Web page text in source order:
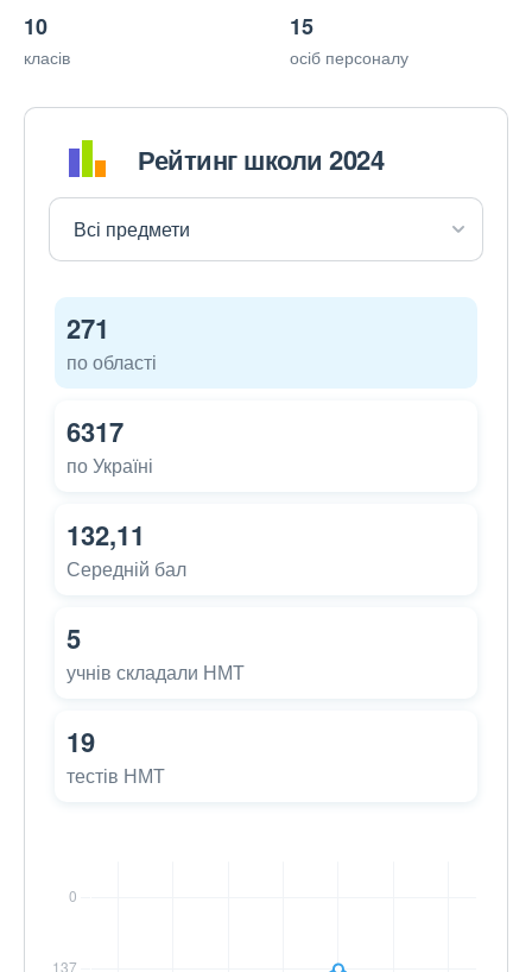
10
класів
15
осіб персоналу
Рейтинг школи 2024
271
по області
6317
по Україні
132,11
Середній бал
5
учнів складали НМТ
19
тестів НМТ